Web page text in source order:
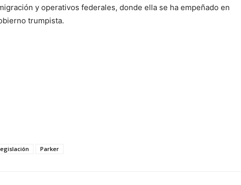
y operativos federales, donde ella se ha empeñado en
trumpista.
Parker